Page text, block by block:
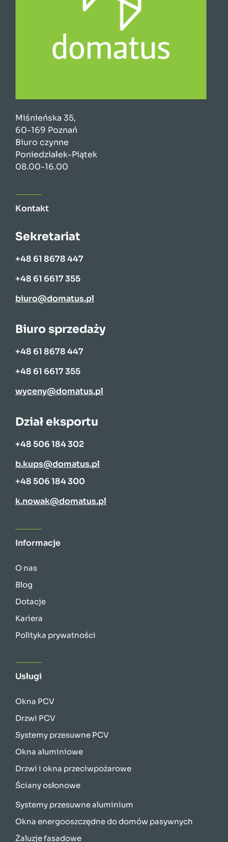
Miśnieńska 35,
60-169 Poznań
Biuro czynne
Poniedziałek-Piątek
08.00-16.00
Kontakt
Sekretariat
+48 61 8678 447
+48 61 6617 355
biuro@domatus.pl
Biuro sprzedaży
+48 61 8678 447
+48 61 6617 355
wyceny@domatus.pl
Dział eksportu
+48 506 184 302
b.kups@domatus.pl
+48 506 184 300
k.nowak@domatus.pl
Informacje
O nas
Blog
Dotacje
Kariera
Polityka prywatności
Usługi
Okna PCV
Drzwi PCV
Systemy przesuwne PCV
Okna aluminiowe
Drzwi i okna przeciwpożarowe
Ściany osłonowe
Systemy przesuwne aluminium
Okna energooszczędne do domów pasywnych
Żaluzje fasadowe